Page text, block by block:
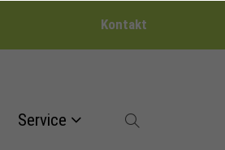
Kontakt
Service